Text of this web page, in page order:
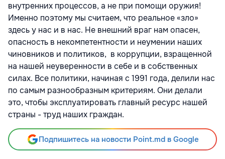
внутренних процессов, а не при помощи оружия!
Именно поэтому мы считаем, что реальное «зло»
здесь у нас и в нас. Не внешний враг нам опасен,
опасность в некомпетентности и неумении наших
чиновников и политиков, в коррупции, взращенной
на нашей неуверенности в себе и в собственных
силах. Все политики, начиная с 1991 года, делили нас
по самым разнообразным критериям. Они делали
это, чтобы эксплуатировать главный ресурс нашей
страны - труд наших граждан.
Подпишитесь на новости Point.md в Google